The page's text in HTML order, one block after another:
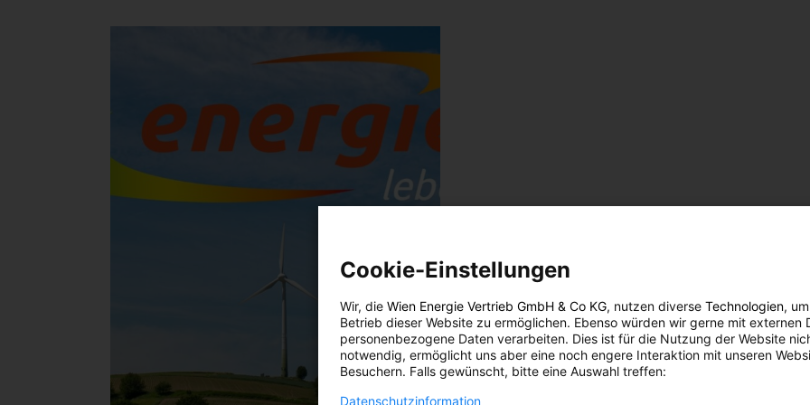
Cookie-Einstellungen
Wir, die Wien Energie Vertrieb GmbH & Co KG, nutzen diverse Technologien,
Betrieb dieser Website zu ermöglichen. Ebenso würden wir gerne mit externen
personenbezogene Daten verarbeiten. Dies ist für die Nutzung der Website
notwendig, ermöglicht uns aber eine noch engere Interaktion mit unseren
Besuchern. Falls gewünscht, bitte eine Auswahl treffen:
Datenschutzinformation